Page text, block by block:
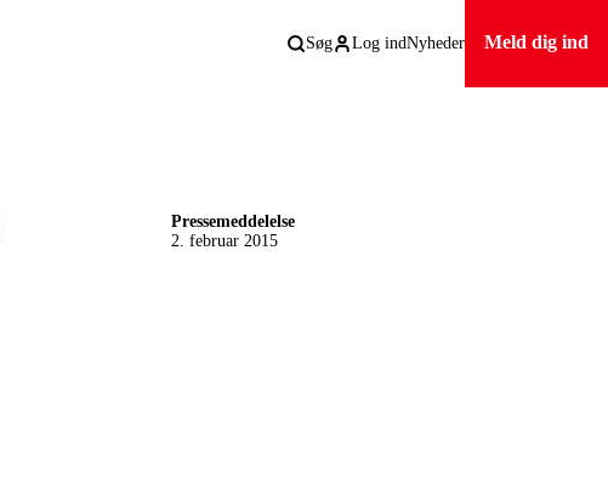
Søg Log indNyheder Meld dig ind
Pressemeddelelse
2. februar 2015